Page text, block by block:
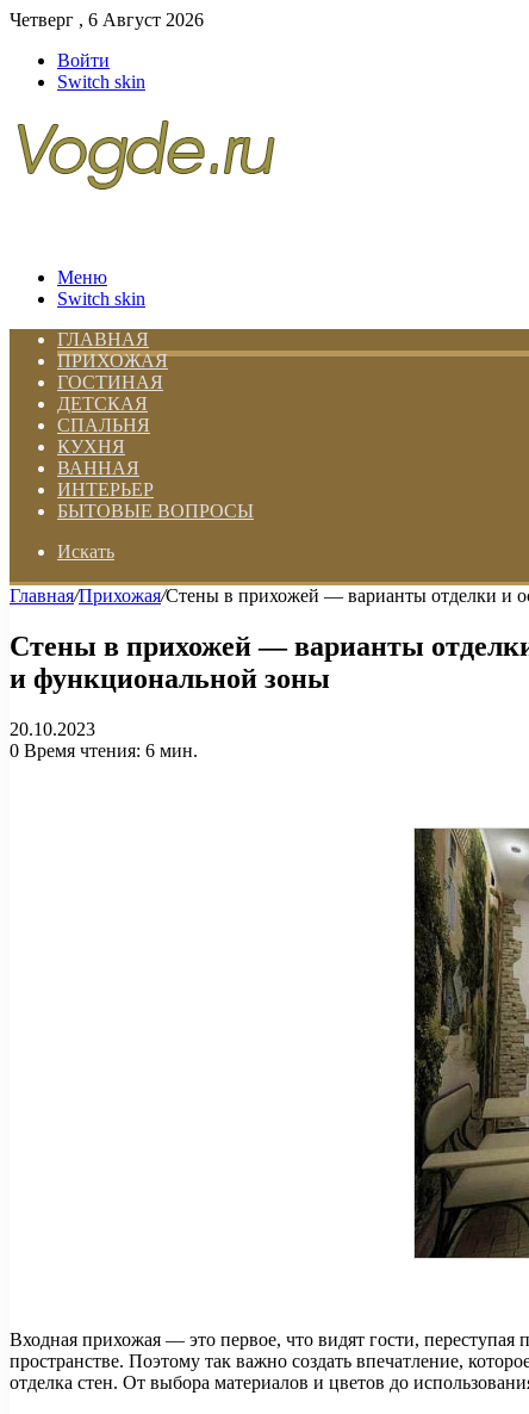
Четверг , 6 Август 2026
Войти
Switch skin
Меню
Switch skin
ГЛАВНАЯ
ПРИХОЖАЯ
ГОСТИНАЯ
ДЕТСКАЯ
СПАЛЬНЯ
КУХНЯ
ВАННАЯ
ИНТЕРЬЕР
БЫТОВЫЕ ВОПРОСЫ
Искать
Главная/Прихожая/Стены в прихожей — варианты отделки и
Стены в прихожей — варианты
и функциональной зоны
20.10.2023
0 Время чтения: 6 мин.
Входная прихожая — это первое, что видят гости,
пространстве. Поэтому так важно создать впечатление,
отделка стен. От выбора материалов и цветов до